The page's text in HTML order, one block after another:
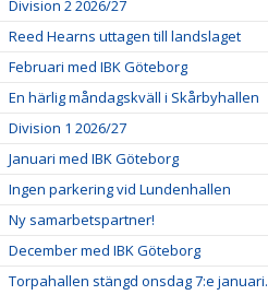
Division 2 2026/27
Reed Hearns uttagen till landslaget
Februari med IBK Göteborg
En härlig måndagskväll i Skårbyhallen
Division 1 2026/27
Januari med IBK Göteborg
Ingen parkering vid Lundenhallen
Ny samarbetspartner!
December med IBK Göteborg
Torpahallen stängd onsdag 7:e januari.